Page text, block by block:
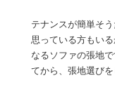
テナンスが簡単そ
思っている方もい
なるソファの張地
てから、張地選び